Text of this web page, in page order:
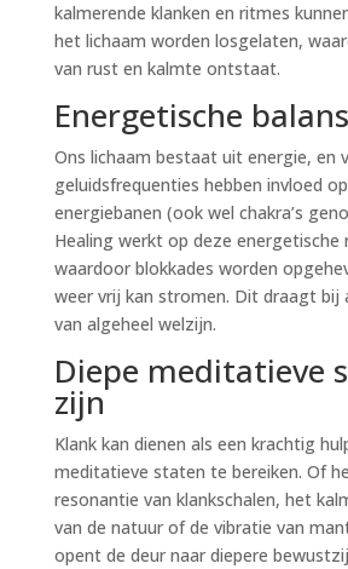
kalmerende klanken en ritmes
het lichaam worden losgelaten,
van rust en kalmte ontstaat.
Energetische balans
Ons lichaam bestaat uit energie, en
geluidsfrequenties hebben invloed
energiebanen (ook wel chakra’s
Healing werkt op deze energetische
waardoor blokkades worden
weer vrij kan stromen. Dit draagt bij
van algeheel welzijn.
Diepe meditatieve
zijn
Klank kan dienen als een krachtig
meditatieve staten te bereiken. Of
resonantie van klankschalen, het
van de natuur of de vibratie van
opent de deur naar diepere